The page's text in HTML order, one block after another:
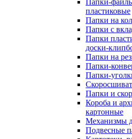
Папки-
пластиковые
Папки на
Папки с
Папки
доски-
Папки на
Папки-
Папки-
Папки и
Короба и
картонные
Механизмы
Подвесные